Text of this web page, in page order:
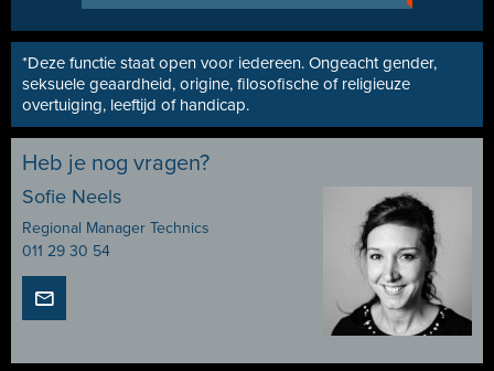
*Deze functie staat open voor iedereen. Ongeacht gender,
seksuele geaardheid, origine, filosofische of religieuze
overtuiging, leeftijd of handicap.
Heb je nog vragen?
Sofie Neels
Regional Manager Technics
011 29 30 54